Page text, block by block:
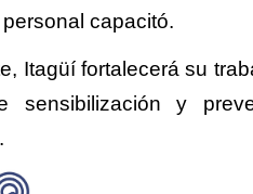
capacitó.
Itagüí fortalecerá su
sensibilización y